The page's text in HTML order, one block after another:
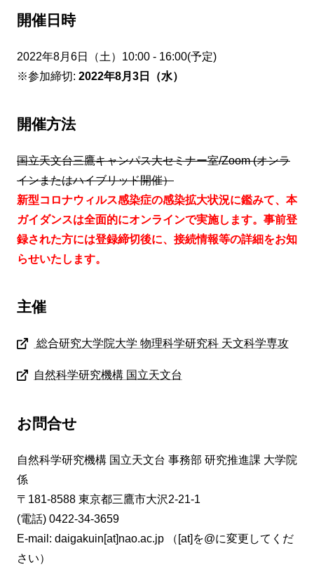
開催日時
2022年8月6日（土）10:00 - 16:00(予定)
※参加締切: 2022年8月3日（水）
開催方法
国立天文台三鷹キャンパス大セミナー室/Zoom (オンラ
インまたはハイブリッド開催）
新型コロナウィルス感染症の感染拡大状況に鑑みて、本
ガイダンスは全面的にオンラインで実施します。事前登
録された方には登録締切後に、接続情報等の詳細をお知
らせいたします。
主催
総合研究大学院大学 物理科学研究科 天文科学専攻
自然科学研究機構 国立天文台
お問合せ
自然科学研究機構 国立天文台 事務部 研究推進課 大学院
係
〒181-8588 東京都三鷹市大沢2-21-1
(電話) 0422-34-3659
E-mail: daigakuin[at]nao.ac.jp （[at]を@に変更してくだ
さい）